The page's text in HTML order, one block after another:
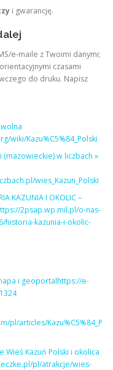
i gwarancję.
e‑maile z Twoimi danymi;
czasami
do druku. Napisz
wiki/Kazu%C5%84_Polski
(mazowieckie) w liczbach »
wies_Kazun_Polski
KAZUNIA I OKOLIC –
2psap.wp.mil.pl/o-nas-
historia-kazunia-i-okolic-
i geoportalhttps://e-
pl/articles/Kazu%C5%84_P
Wieś Kazuń Polski i okolica
pl/atrakcje/wies-